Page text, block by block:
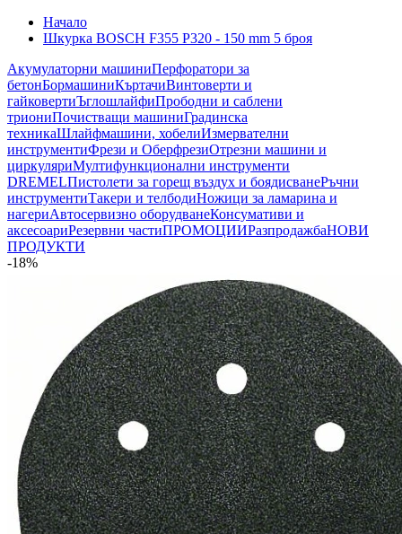
Начало
Шкурка BOSCH F355 P320 - 150 mm 5 броя
Акумулаторни машиниПерфоратори за
бетонБормашиниКъртачиВинтоверти и
гайковертиЪглошлайфиПрободни и саблени
триониПочистващи машиниГрадинска
техникаШлайфмашини, хобелиИзмервателни
инструментиФрези и ОберфрезиОтрезни машини и
циркуляриМултифункционални инструменти
DREMELПистолети за горещ въздух и боядисванеРъчни
инструментиТакери и телбодиНожици за ламарина и
нагериАвтосервизно оборудванеКонсумативи и
аксесоариРезервни частиПРОМОЦИИРазпродажбаНОВИ
ПРОДУКТИ
-18%